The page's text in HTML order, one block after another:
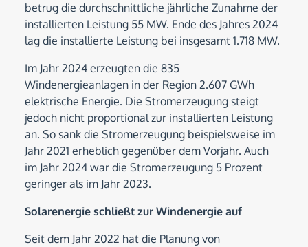
betrug die durchschnittliche jährliche Zunahme der
installierten Leistung 55 MW. Ende des Jahres 2024
lag die installierte Leistung bei insgesamt 1.718 MW.
Im Jahr 2024 erzeugten die 835
Windenergieanlagen in der Region 2.607 GWh
elektrische Energie. Die Stromerzeugung steigt
jedoch nicht proportional zur installierten Leistung
an. So sank die Stromerzeugung beispielsweise im
Jahr 2021 erheblich gegenüber dem Vorjahr. Auch
im Jahr 2024 war die Stromerzeugung 5 Prozent
geringer als im Jahr 2023.
Solarenergie schließt zur Windenergie auf
Seit dem Jahr 2022 hat die Planung von